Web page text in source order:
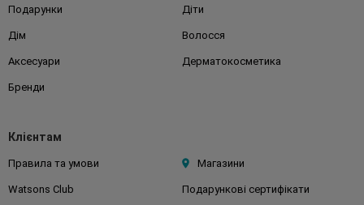
Подарунки Діти
Дім Волосся
Аксесуари Дерматокосметика
Бренди
Клієнтам
Правила та умови Магазини
Watsons Club Подарункові сертифікати